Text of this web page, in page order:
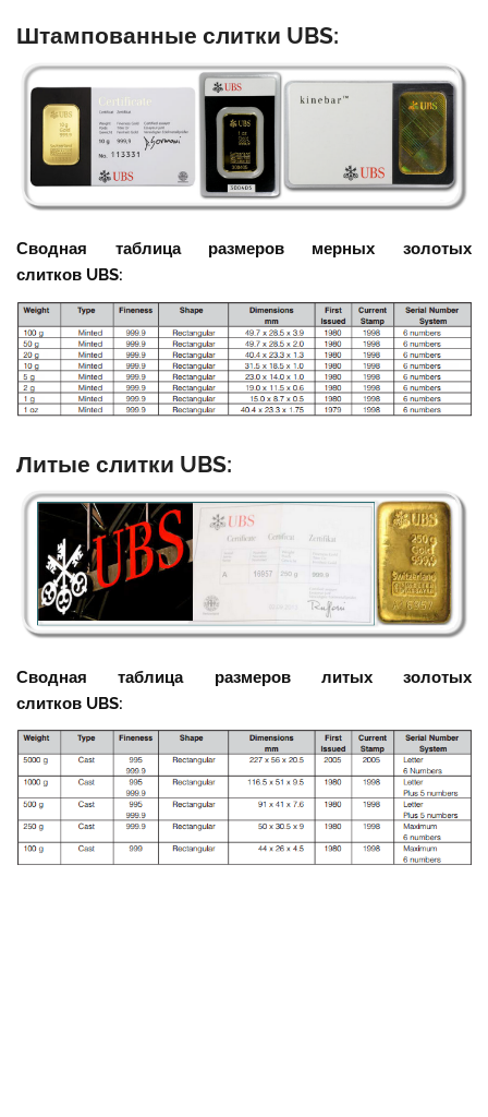
Штампованные слитки UBS:
Сводная таблица размеров мерных золотых
слитков UBS:
Литые слитки UBS:
Сводная таблица размеров литых золотых
слитков UBS: